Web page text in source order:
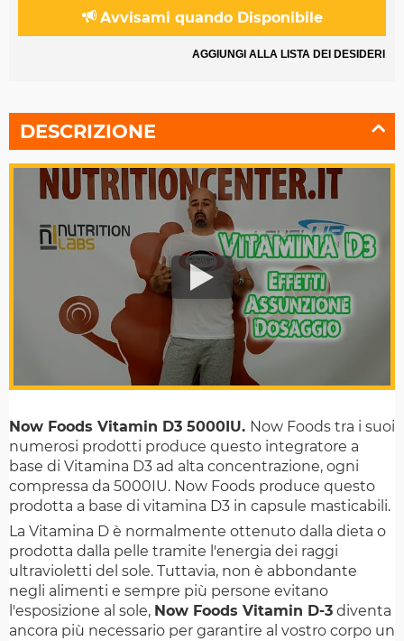
Avvisami quando Disponibile
AGGIUNGI ALLA LISTA DEI DESIDERI
DESCRIZIONE
Now Foods Vitamin D3 5000IU. Now Foods tra i suoi
numerosi prodotti produce questo integratore a
base di Vitamina D3 ad alta concentrazione, ogni
compressa da 5000IU. Now Foods produce questo
prodotta a base di vitamina D3 in capsule masticabili.
La Vitamina D è normalmente ottenuto dalla dieta o
prodotta dalla pelle tramite l'energia dei raggi
ultravioletti del sole. Tuttavia, non è abbondante
negli alimenti e sempre più persone evitano
l'esposizione al sole, Now Foods Vitamin D-3 diventa
ancora più necessario per garantire al vostro corpo un